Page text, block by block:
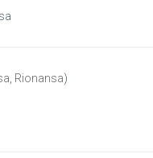
Rionansa)